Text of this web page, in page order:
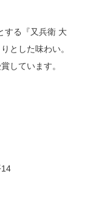
する『又兵衛 大
とした味わい。
しています。
14